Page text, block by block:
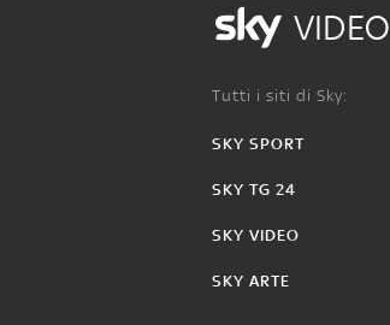
VIDEO
Tutti i siti di Sky:
SKY SPORT
SKY TG 24
SKY VIDEO
SKY ARTE